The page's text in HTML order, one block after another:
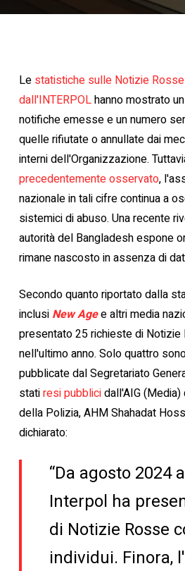
Le statistiche sulle Notizie
dall'INTERPOLhanno mostrato
notifiche emesse e un numero
quelle rifiutate o annullate dai
interni dell'Organizzazione.
precedentemente osservato,
nazionale in tali cifre continua a
sistemici di abuso. Una recente
autorità del Bangladesh espone
rimane nascosto in assenza di
Secondo quanto riportato dalla
inclusi New Agee altri media
presentato 25 richieste di Notizie
nell'ultimo anno. Solo quattro
pubblicate dal Segretariato
statiresi pubblicidall'AIG (Media)
della Polizia, AHM Shahadat
dichiarato:
“Da agosto 2024
Interpol ha
di Notizie Rosse
individui. Finora,